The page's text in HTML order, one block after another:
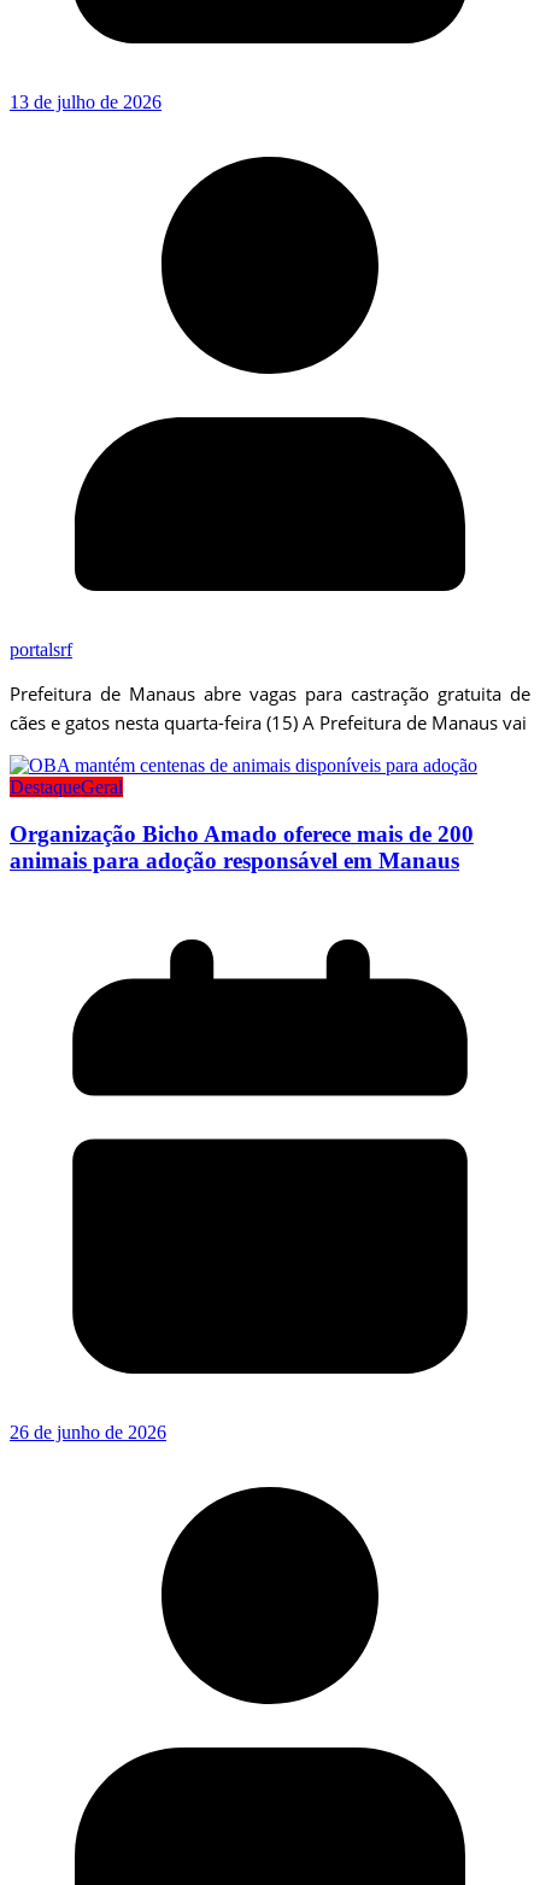
13 de julho de 2026
portalsrf
Prefeitura de Manaus abre vagas para castração gratuita de
cães e gatos nesta quarta-feira (15) A Prefeitura de Manaus vai
DestaqueGeral
Organização Bicho Amado oferece mais de 200
animais para adoção responsável em Manaus
26 de junho de 2026